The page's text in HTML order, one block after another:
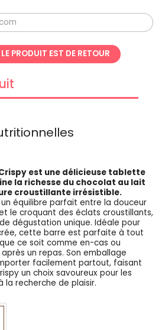
PRODUIT EST DE RETOUR
est une délicieuse tablette
la richesse du chocolat au lait
croustillante irrésistible.
équilibre parfait entre la douceur
le croquant des éclats croustillants,
dégustation unique. Idéale pour
cette barre est parfaite à tout
ce soit comme en-cas ou
un repas. Son emballage
facilement partout, faisant
un choix savoureux pour les
recherche de plaisir.